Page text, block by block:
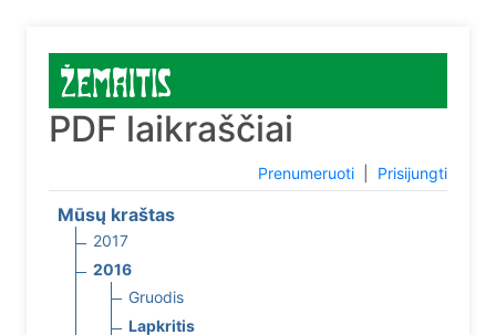
PDF laikraščiai
Prenumeruoti Prisijungti
Mūsų kraštas
2017
2016
Gruodis
Lapkritis